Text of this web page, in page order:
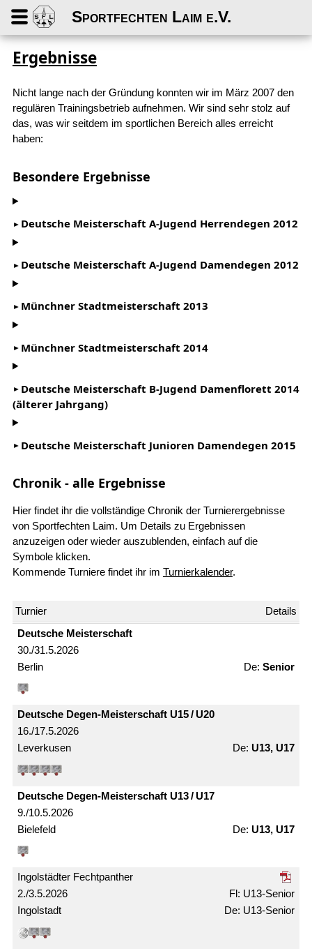
Sportfechten Laim e.V.
Ergebnisse
Nicht lange nach der Gründung konnten wir im März 2007 den
regulären Trainingsbetrieb aufnehmen. Wir sind sehr stolz auf
das, was wir seitdem im sportlichen Bereich alles erreicht
haben:
Besondere Ergebnisse
Deutsche Meisterschaft A-Jugend Herrendegen 2012
Deutsche Meisterschaft A-Jugend Damendegen 2012
Münchner Stadtmeisterschaft 2013
Münchner Stadtmeisterschaft 2014
Deutsche Meisterschaft B-Jugend Damenflorett 2014
(älterer Jahrgang)
Deutsche Meisterschaft Junioren Damendegen 2015
Chronik - alle Ergebnisse
Hier findet ihr die vollständige Chronik der Turnierergebnisse
von Sportfechten Laim. Um Details zu Ergebnissen
anzuzeigen oder wieder auszublenden, einfach auf die
Symbole klicken.
Kommende Turniere findet ihr im Turnierkalender.
30./31.5.2026
Deutsche Meister­schaft
Berlin Senior
16./17.5.2026
Deutsche Degen-Meister­schaft U15 / U20
Leverkusen U13, U17
9./10.5.2026
Deutsche Degen-Meister­schaft U13 / U17
Bielefeld U13, U17
2./3.5.2026
Ingolstädter Fechtpanther
Ingolstadt
U13-Senior
U13-Senior